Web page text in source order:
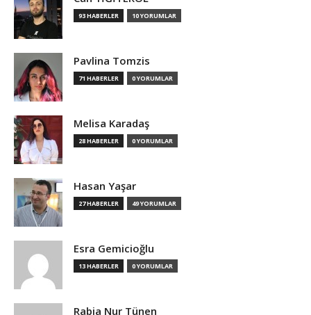
93 HABERLER 10 YORUMLAR
Pavlina Tomzis
71 HABERLER 0 YORUMLAR
Melisa Karadaş
28 HABERLER 0 YORUMLAR
Hasan Yaşar
27 HABERLER 49 YORUMLAR
Esra Gemicioğlu
13 HABERLER 0 YORUMLAR
Rabia Nur Tünen